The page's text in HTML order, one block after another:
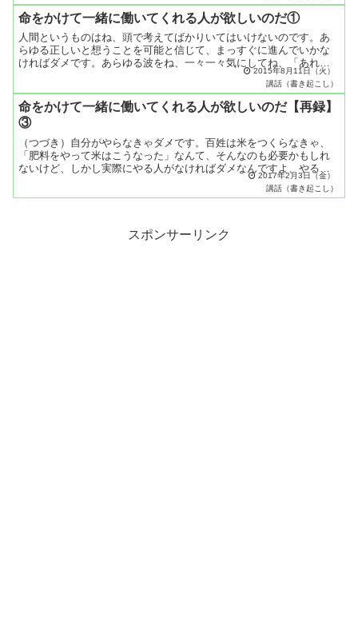
命をかけて一緒に働いてくれる人が欲しいのだ①
人間というものはね、頭で考えてばかりいてはいけないのです。あ
らゆる正しいと想うことを可能と信じて、まっすぐに進んでいかな
ければダメです。あらゆる波をね、一々一々気にしてね、「あれは
こうだからだめじゃないだろうか」、「それはこうだからダメじ
2015年8月11日（火）
講話（書き起こし）
命をかけて一緒に働いてくれる人が欲しいのだ【再録】
③
（つづき）自分がやらなきゃダメです。百姓は米をつくらなきゃ、
「肥料をやって米はこうなった」なんて、そんなのも必要かもしれ
ないけど、しかし実際にやる人がなければダメなんですよ、やる人
がなければ。だから世界平和の祈りでも（それと同じように）や
2017年2月3日（金）
講話（書き起こし）
スポンサーリンク